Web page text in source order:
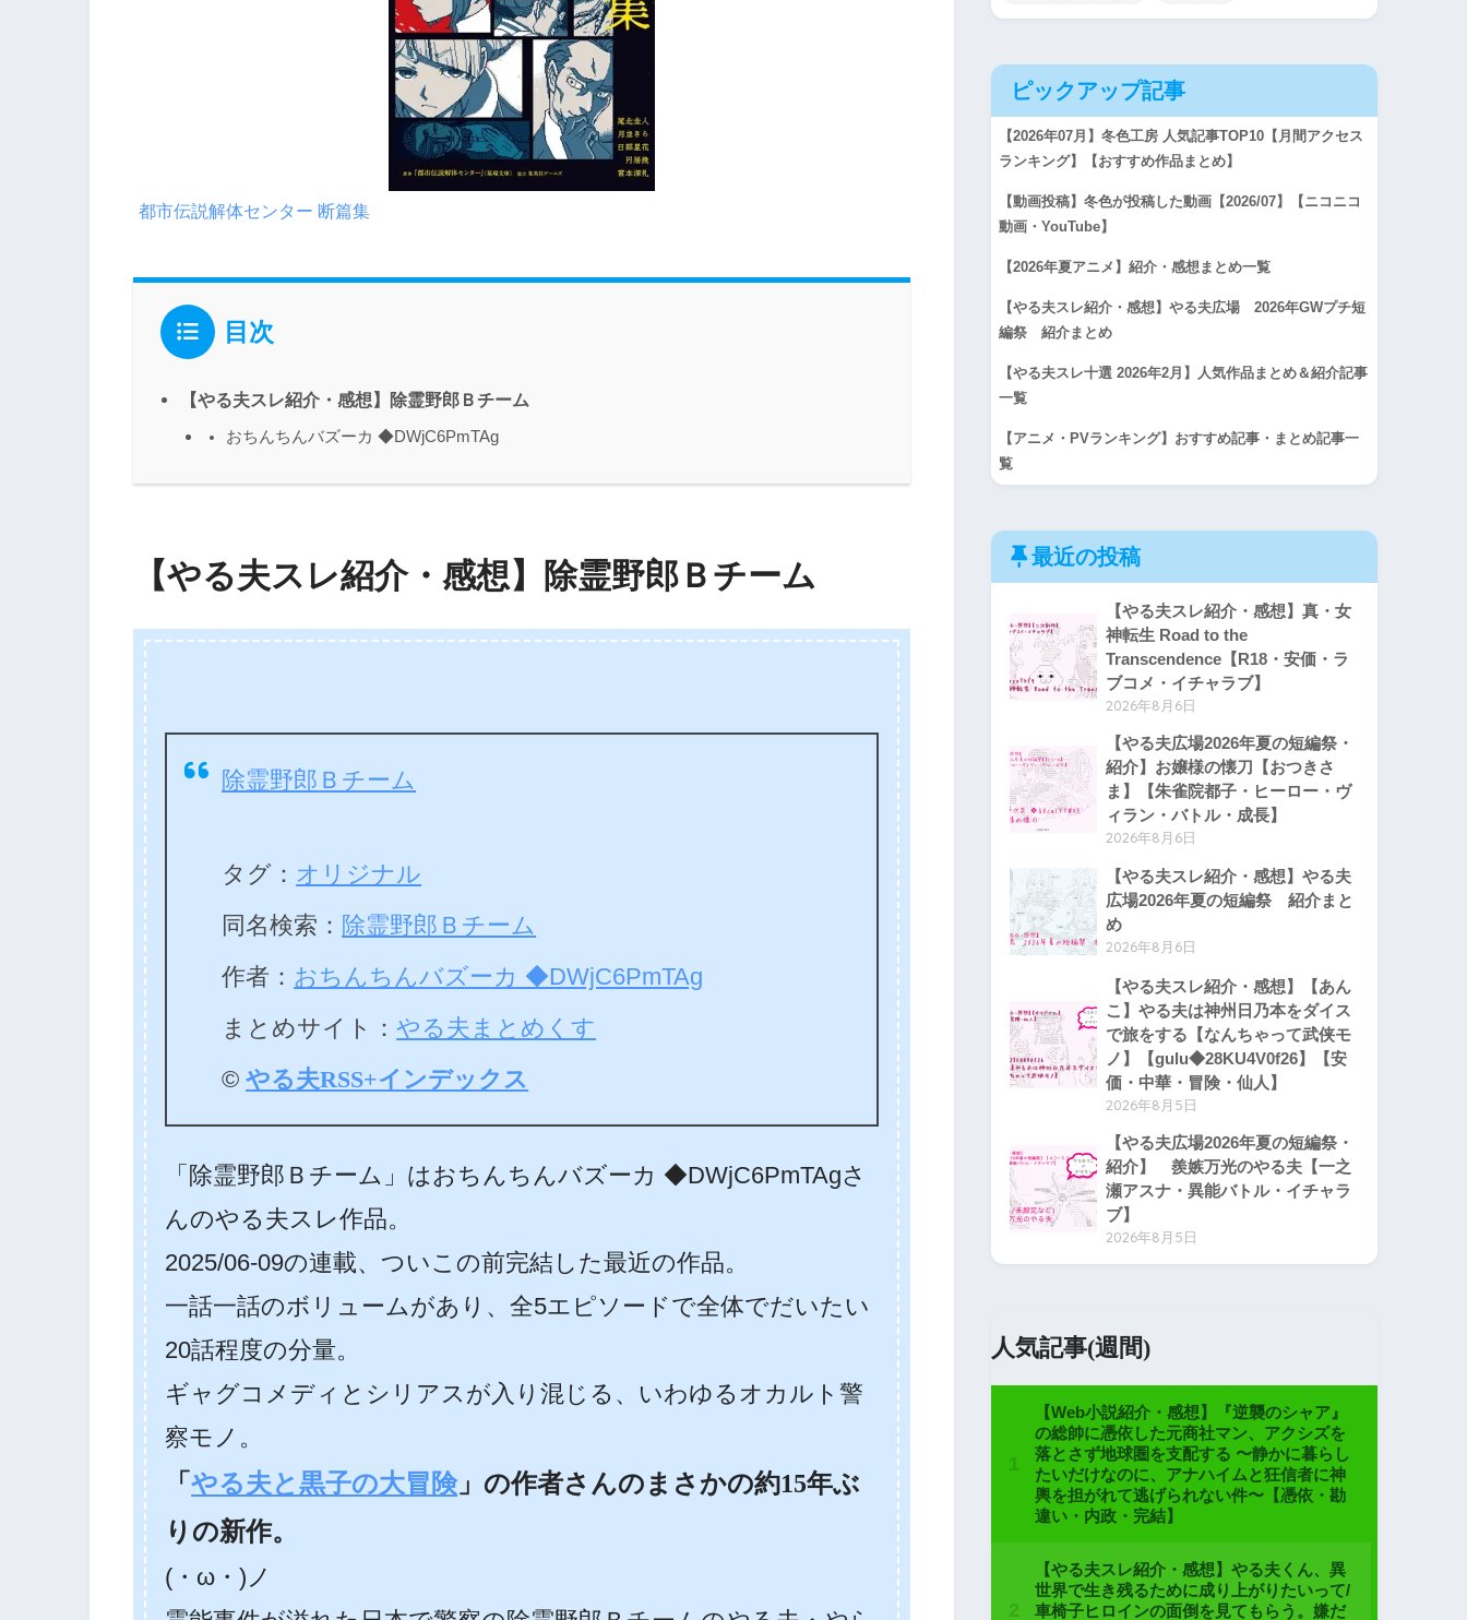
都市伝説解体センター 断篇集
目次
【やる夫スレ紹介・感想】除霊野郎Ｂチーム
おちんちんバズーカ ◆DWjC6PmTAg
【やる夫スレ紹介・感想】除霊野郎Ｂチーム
除霊野郎Ｂチーム
タグ： オリジナル
同名検索： 除霊野郎Ｂチーム
作者： おちんちんバズーカ ◆DWjC6PmTAg
まとめサイト：やる夫まとめくす
©やる夫RSS+インデックス
「除霊野郎Ｂチーム」はおちんちんバズーカ ◆DWjC6PmTAgさ
んのやる夫スレ作品。
2025/06-09の連載、ついこの前完結した最近の作品。
一話一話のボリュームがあり、全5エピソードで全体でだいたい
20話程度の分量。
ギャグコメディとシリアスが入り混じる、いわゆるオカルト警
察モノ。
「やる夫と黒子の大冒険」の作者さんのまさかの約15年ぶ
りの新作。
(・ω・)ノ
ピックアップ記事
【2026年07月】冬色工房 人気記事TOP10【月間アクセス
ランキング】【おすすめ作品まとめ】
【動画投稿】冬色が投稿した動画【2026/07】【ニコニコ
動画・YouTube】
【2026年夏アニメ】紹介・感想まとめ一覧
【やる夫スレ紹介・感想】やる夫広場 2026年GWプチ短
編祭 紹介まとめ
【やる夫スレ十選 2026年2月】人気作品まとめ＆紹介記事
一覧
【アニメ・PVランキング】おすすめ記事・まとめ記事一
覧
最近の投稿
【やる夫スレ紹介・感想】真・女
神転生 Road to the
Transcendence【R18・安価・ラ
ブコメ・イチャラブ】
2026年8月6日
【やる夫広場2026年夏の短編祭・
紹介】お嬢様の懐刀【おつきさ
ま】【朱雀院都子・ヒーロー・ヴ
ィラン・バトル・成長】
2026年8月6日
【やる夫スレ紹介・感想】やる夫
広場2026年夏の短編祭 紹介まと
め
2026年8月6日
【やる夫スレ紹介・感想】【あん
こ】やる夫は神州日乃本をダイス
で旅をする【なんちゃって武侠モ
ノ】【gulu◆28KU4V0f26】【安
価・中華・冒険・仙人】
2026年8月5日
【やる夫広場2026年夏の短編祭・
紹介】 羨嫉万光のやる夫【一之
瀬アスナ・異能バトル・イチャラ
ブ】
2026年8月5日
人気記事(週間)